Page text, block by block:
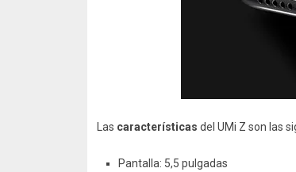
Las características del UMi Z son las
Pantalla: 5,5 pulgadas